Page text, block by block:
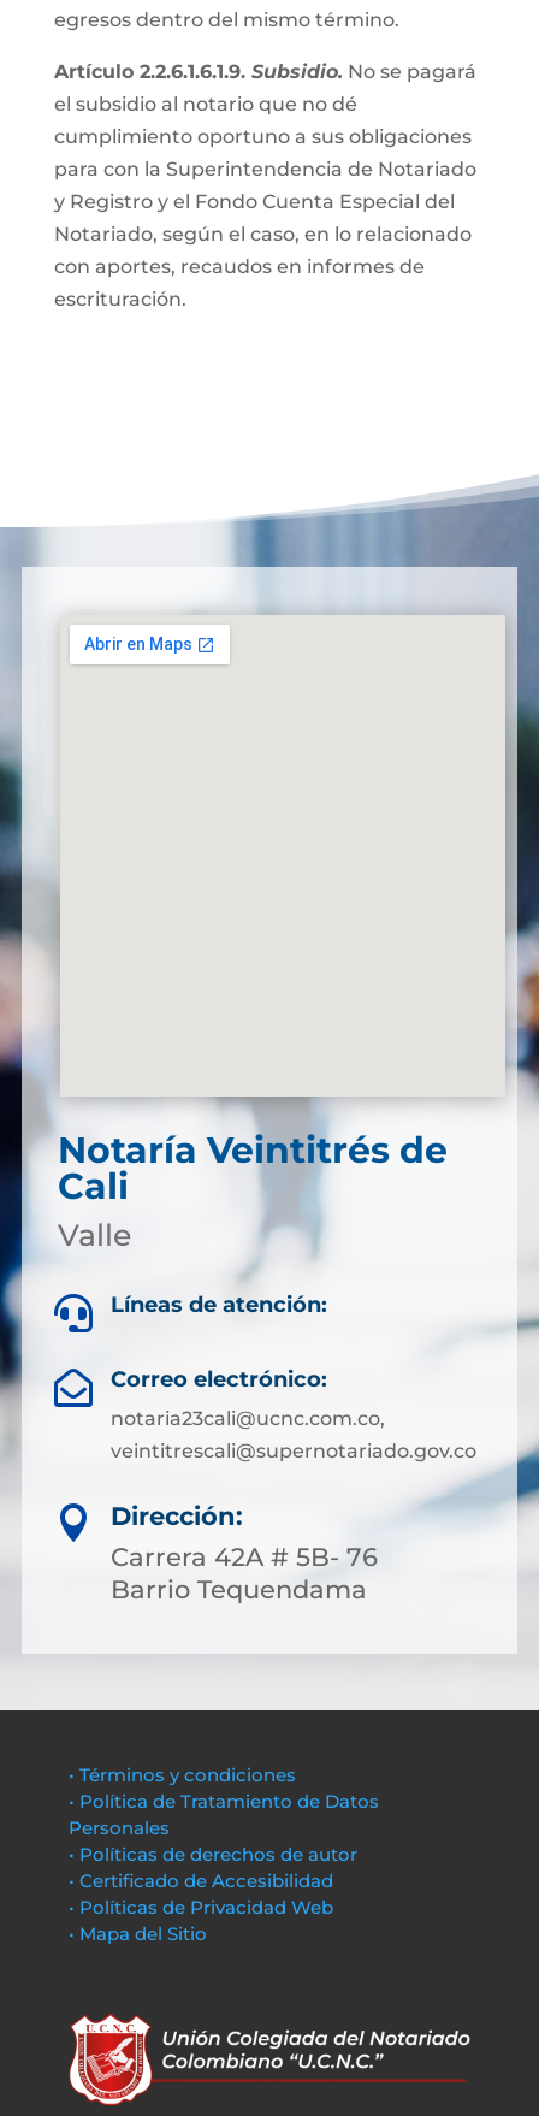
egresos dentro del mismo término.
Artículo 2.2.6.1.6.1.9. Subsidio. No se pagará
el subsidio al notario que no dé
cumplimiento oportuno a sus obligaciones
para con la Superintendencia de Notariado
y Registro y el Fondo Cuenta Especial del
Notariado, según el caso, en lo relacionado
con aportes, recaudos en informes de
escrituración.
Notaría Veintitrés de
Cali
Valle
 Líneas de atención:
 Correo electrónico:
notaria23cali@ucnc.com.co,
veintitrescali@supernotariado.gov.co

Dirección:
Carrera 42A # 5B- 76
Barrio Tequendama
• Términos y condiciones
• Política de Tratamiento de Datos
Personales
• Políticas de derechos de autor
• Certificado de Accesibilidad
• Políticas de Privacidad Web
• Mapa del Sitio